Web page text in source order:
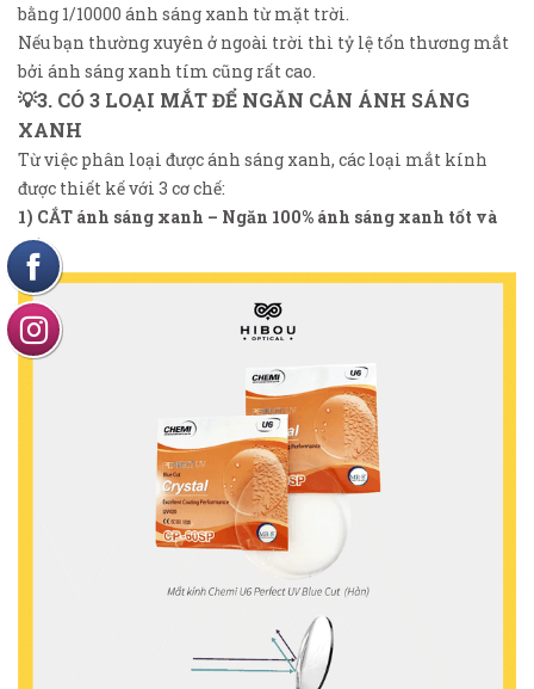
bằng 1/10000 ánh sáng xanh từ mặt trời.
Nếu bạn thường xuyên ở ngoài trời thì tỷ lệ tổn thương mắt
bởi ánh sáng xanh tím cũng rất cao.
💡3. CÓ 3 LOẠI MẮT ĐỂ NGĂN CẢN ÁNH SÁNG
XANH
Từ việc phân loại được ánh sáng xanh, các loại mắt kính
được thiết kế với 3 cơ chế:
1) CẮT ánh sáng xanh – Ngăn 100% ánh sáng xanh tốt và
xấu